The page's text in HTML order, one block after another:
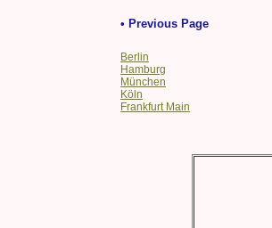
• Previous Page
Berlin
Hamburg
München
Köln
Frankfurt Main